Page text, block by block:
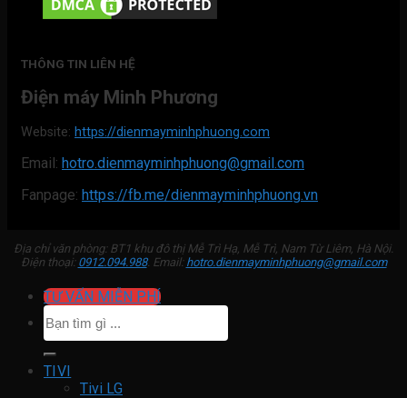
THÔNG TIN LIÊN HỆ
Điện máy Minh Phương
Website: https://dienmayminhphuong.com
Email: hotro.dienmayminhphuong@gmail.com
Fanpage: https://fb.me/dienmayminhphuong.vn
Địa chỉ văn phòng: BT1 khu đô thị Mễ Trì Hạ, Mễ Trì, Nam Từ Liêm, Hà Nội.
Điện thoại: 0912.094.988. Email: hotro.dienmayminhphuong@gmail.com
TƯ VẤN MIỄN PHÍ
Tìm
kiếm:
TIVI
Tivi LG